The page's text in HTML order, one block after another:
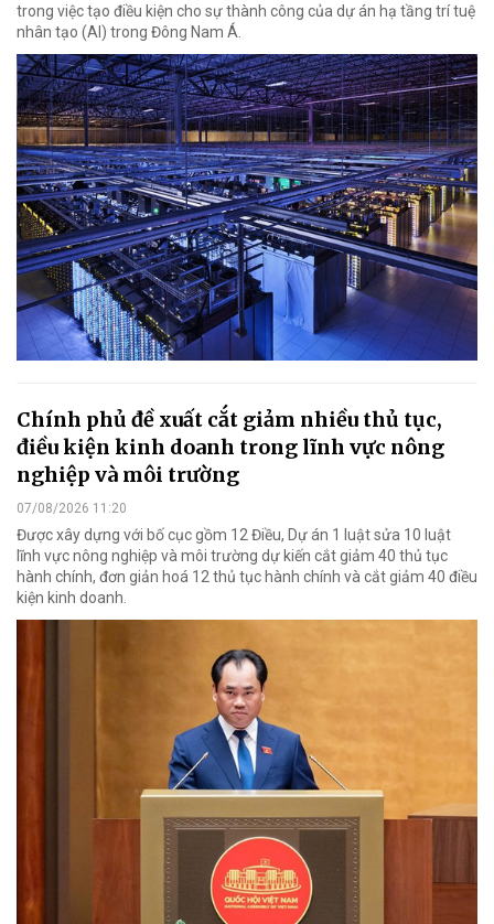
trong việc tạo điều kiện cho sự thành công của dự án hạ tầng trí tuệ
nhân tạo (AI) trong Đông Nam Á.
Chính phủ đề xuất cắt giảm nhiều thủ tục,
điều kiện kinh doanh trong lĩnh vực nông
nghiệp và môi trường
07/08/2026 11:20
Được xây dựng với bố cục gồm 12 Điều, Dự án 1 luật sửa 10 luật
lĩnh vực nông nghiệp và môi trường dự kiến cắt giảm 40 thủ tục
hành chính, đơn giản hoá 12 thủ tục hành chính và cắt giảm 40 điều
kiện kinh doanh.